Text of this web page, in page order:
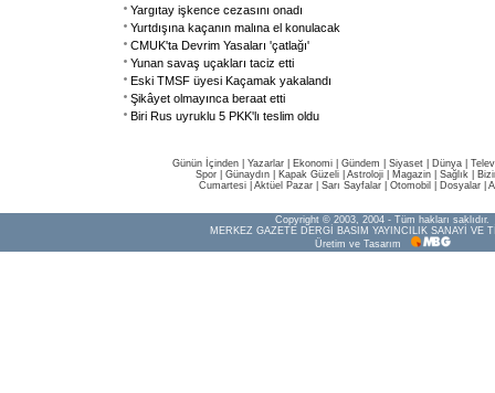
Yargıtay işkence cezasını onadı
Yurtdışına kaçanın malına el konulacak
CMUK'ta Devrim Yasaları 'çatlağı'
Yunan savaş uçakları taciz etti
Eski TMSF üyesi Kaçamak yakalandı
Şikâyet olmayınca beraat etti
Biri Rus uyruklu 5 PKK'lı teslim oldu
Günün İçinden Yazarlar Ekonomi Gündem Siyaset Dünya |
Spor
Günaydın Kapak Güzeli Astroloji Magazin Sağlık
Cumartesi| Aktüel Pazar| Sarı Sayfalar| Otomobil Dosyalar|
Copyright © 2003, 2004 - Tüm hakları saklıdır.
MERKEZ GAZETE DERGİ BASIM YAYINCILIK SANAYİ VE
Üretim ve Tasarım